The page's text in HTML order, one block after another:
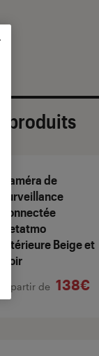
produits
Caméra de
surveillance
connectée
Netatmo
intérieure Beige et
Noir
À partir de 138€